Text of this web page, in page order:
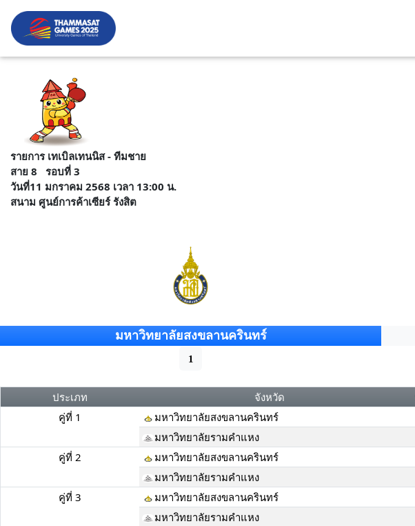
รายการ เทเบิลเทนนิส - ทีมชาย
สาย 8 รอบที่ 3
วันที่11 มกราคม 2568 เวลา 13:00 น.
สนาม ศูนย์การค้าเซียร์ รังสิต
มหาวิทยาลัยสงขลานครินทร์
1
ประเภท จังหวัด
คู่ที่ 1
มหาวิทยาลัยสงขลานครินทร์
มหาวิทยาลัยรามคำแหง
คู่ที่ 2
มหาวิทยาลัยสงขลานครินทร์
มหาวิทยาลัยรามคำแหง
คู่ที่ 3
มหาวิทยาลัยสงขลานครินทร์
มหาวิทยาลัยรามคำแหง